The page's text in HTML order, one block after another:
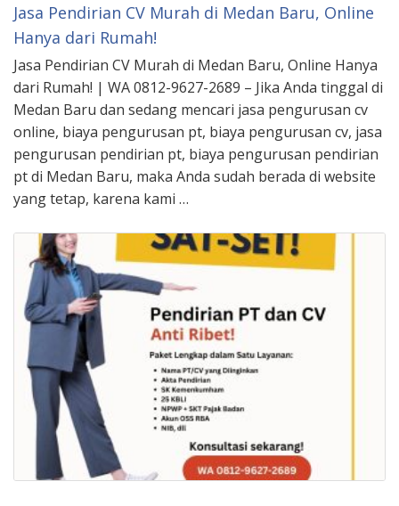
Jasa Pendirian CV Murah di Medan Baru, Online
Hanya dari Rumah!
Jasa Pendirian CV Murah di Medan Baru, Online Hanya
dari Rumah! | WA 0812-9627-2689 – Jika Anda tinggal di
Medan Baru dan sedang mencari jasa pengurusan cv
online, biaya pengurusan pt, biaya pengurusan cv, jasa
pengurusan pendirian pt, biaya pengurusan pendirian
pt di Medan Baru, maka Anda sudah berada di website
yang tetap, karena kami …